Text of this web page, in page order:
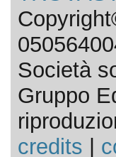
Società
Gruppo
credits